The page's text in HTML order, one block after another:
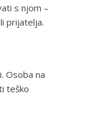
s njom –
prijatelja.
Osoba na
teško